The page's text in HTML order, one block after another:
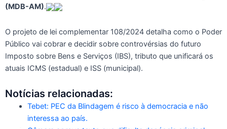
(MDB-AM).
O projeto de lei complementar 108/2024 detalha como o Poder
Público vai cobrar e decidir sobre controvérsias do futuro
Imposto sobre Bens e Serviços (IBS), tributo que unificará os
atuais ICMS (estadual) e ISS (municipal).
Notícias relacionadas:
Tebet: PEC da Blindagem é risco à democracia e não
interessa ao país.